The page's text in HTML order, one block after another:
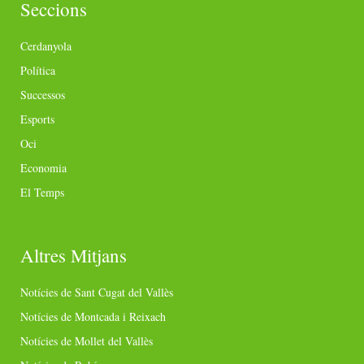
Seccions
Cerdanyola
Política
Successos
Esports
Oci
Economia
El Temps
Altres Mitjans
Notícies de Sant Cugat del Vallès
Notícies de Montcada i Reixach
Notícies de Mollet del Vallès